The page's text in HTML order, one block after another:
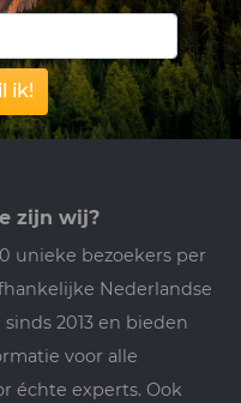
ik!
zijn wij?
unieke bezoekers per
Nederlandse
2013 en bieden
voor alle
échte experts. Ook